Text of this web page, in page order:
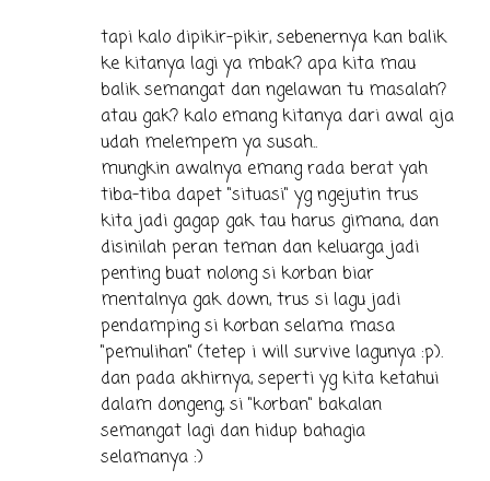
tapi kalo dipikir-pikir, sebenernya kan balik
ke kitanya lagi ya mbak? apa kita mau
balik semangat dan ngelawan tu masalah?
atau gak? kalo emang kitanya dari awal aja
udah melempem ya susah..
mungkin awalnya emang rada berat yah
tiba-tiba dapet "situasi" yg ngejutin trus
kita jadi gagap gak tau harus gimana, dan
disinilah peran teman dan keluarga jadi
penting buat nolong si korban biar
mentalnya gak down, trus si lagu jadi
pendamping si korban selama masa
"pemulihan" (tetep i will survive lagunya :p).
dan pada akhirnya, seperti yg kita ketahui
dalam dongeng, si "korban" bakalan
semangat lagi dan hidup bahagia
selamanya :)